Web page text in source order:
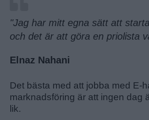
"Jag har mitt egna sätt att
och det är att göra en priolista
Elnaz Nahani
Det bästa med att jobba med E-
marknadsföring är att ingen dag
lik.